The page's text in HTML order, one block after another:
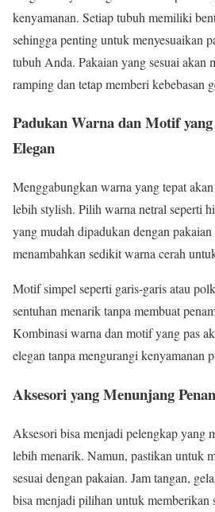
kenyamanan. Setiap tubuh memiliki
sehingga penting untuk menyesuaikan
tubuh Anda. Pakaian yang sesuai akan
ramping dan tetap memberi kebebasan
Padukan Warna dan Motif
Elegan
Menggabungkan warna yang tepat
lebih stylish. Pilih warna netral seperti
yang mudah dipadukan dengan
menambahkan sedikit warna cerah
Motif simpel seperti garis-garis atau
sentuhan menarik tanpa membuat
Kombinasi warna dan motif yang pas
elegan tanpa mengurangi kenyamanan
Aksesori yang Menunjang
Aksesori bisa menjadi pelengkap yang
lebih menarik. Namun, pastikan untuk
sesuai dengan pakaian. Jam tangan,
bisa menjadi pilihan untuk memberikan